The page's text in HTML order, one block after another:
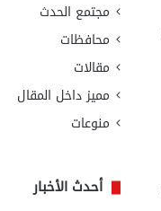
مجتمع الحدث
محافظات
مقالات
مميز داخل المقال
منوعات
أحدث الأخبار